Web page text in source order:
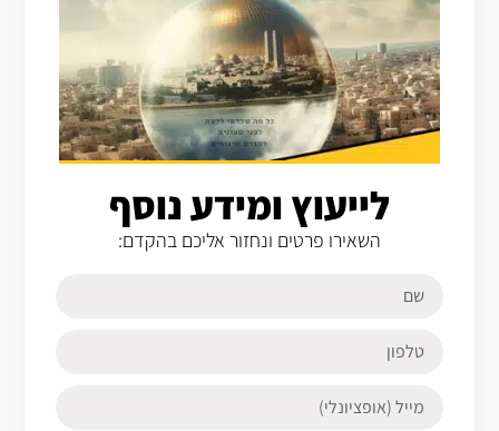
לייעוץ ומידע נוסף
השאירו פרטים ונחזור אליכם בהקדם: